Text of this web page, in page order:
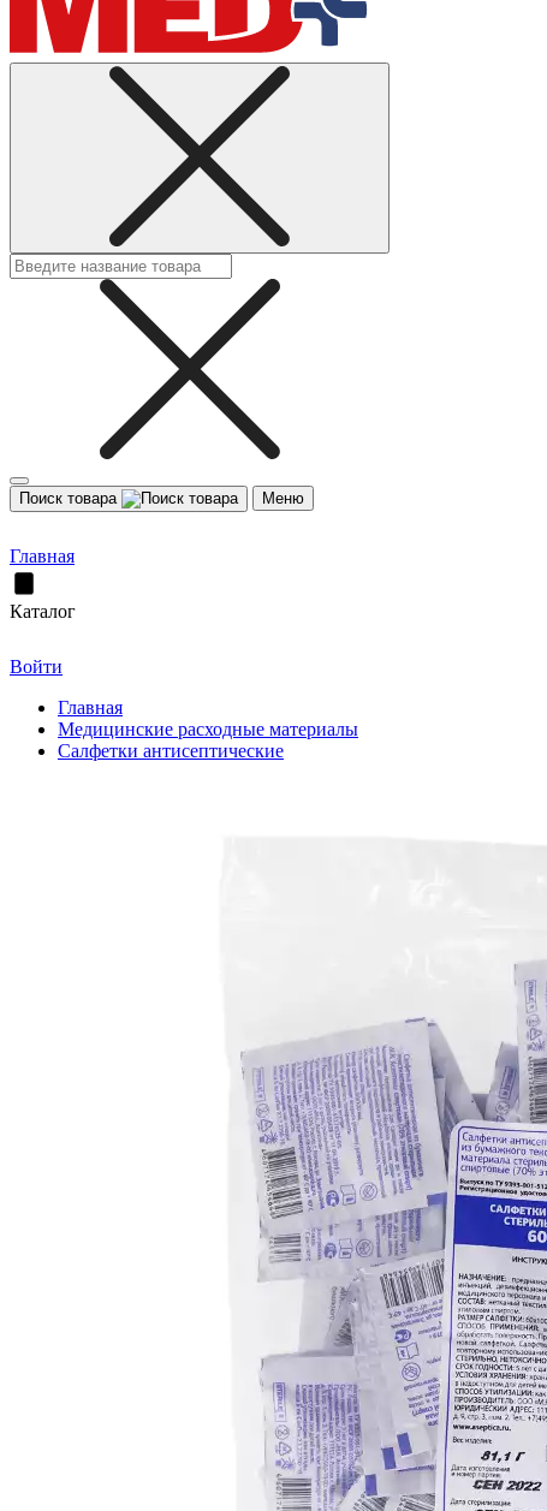
Поиск товара Меню
Главная
Каталог
Войти
Главная
Медицинские расходные материалы
Салфетки антисептические